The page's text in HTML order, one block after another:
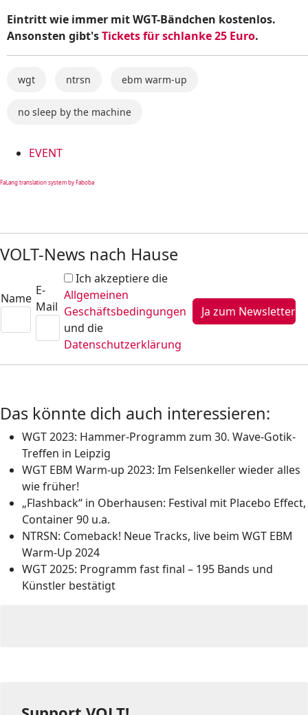
Eintritt wie immer mit WGT-Bändchen kostenlos.
Ansonsten gibt'sTickets für schlanke 25 Euro.
wgt ntrsn ebm warm-up
no sleep by the machine
EVENT
FaLang translation system by Faboba
VOLT-News nach Hause
Name
E-
Mail
Ich akzeptiere die
Allgemeinen
Geschäftsbedingungen
und die
Datenschutzerklärung
Das könnte dich auch interessieren:
WGT 2023: Hammer-Programm zum 30. Wave-Gotik-
Treffen in Leipzig
WGT EBM Warm-up 2023: Im Felsenkeller wieder alles
wie früher!
„Flashback“ in Oberhausen: Festival mit Placebo Effect,
Container 90 u.a.
NTRSN: Comeback! Neue Tracks, live beim WGT EBM
Warm-Up 2024
WGT 2025: Programm fast final – 195 Bands und
Künstler bestätigt